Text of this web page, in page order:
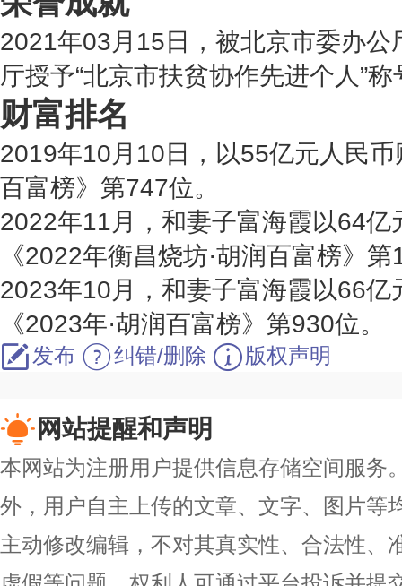
2021年03月15日，被北京市委办公
厅授予“北京市扶贫协作先进个人”称
财富排名
2019年10月10日，以55亿元人民
百富榜》第747位。
2022年11月，和妻子富海霞以64亿
《2022年衡昌烧坊·胡润百富榜》
2023年10月，和妻子富海霞以66亿
《2023年·胡润百富榜》第930位。
发布 纠错/删除 版权声明
网站提醒和声明
本网站为注册用户提供信息存储空间服务
外，用户自主上传的文章、文字、图片等
主动修改编辑，不对其真实性、合法性、